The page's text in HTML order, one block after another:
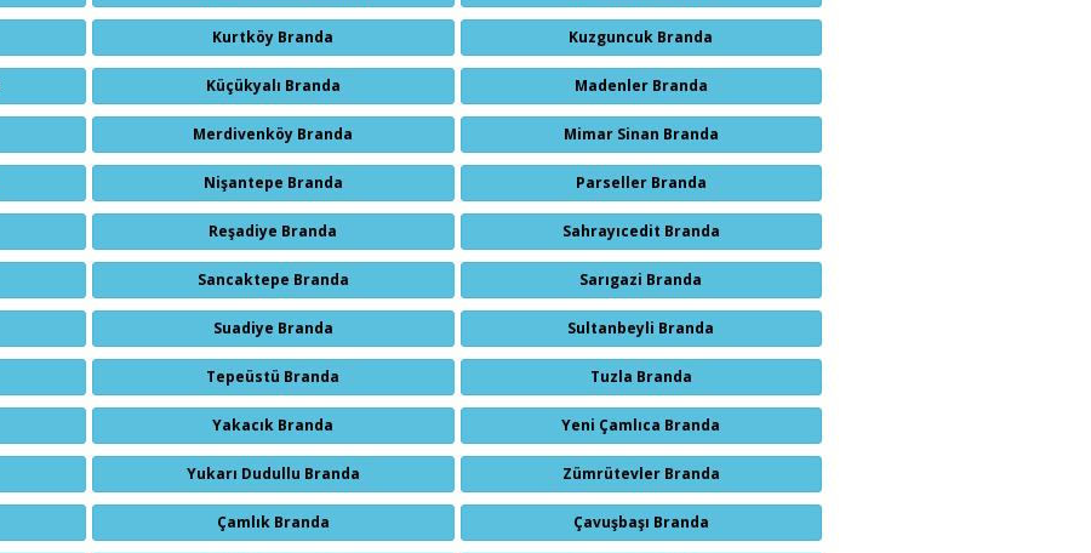
Kurtköy Branda Kuzguncuk Branda
Küçükyalı Branda Madenler Branda
Merdivenköy Branda Mimar Sinan Branda
Nişantepe Branda Parseller Branda
Reşadiye Branda Sahrayıcedit Branda
Sancaktepe Branda Sarıgazi Branda
Suadiye Branda Sultanbeyli Branda
Tepeüstü Branda Tuzla Branda
Yakacık Branda Yeni Çamlıca Branda
Yukarı Dudullu Branda Zümrütevler Branda
Çamlık Branda Çavuşbaşı Branda